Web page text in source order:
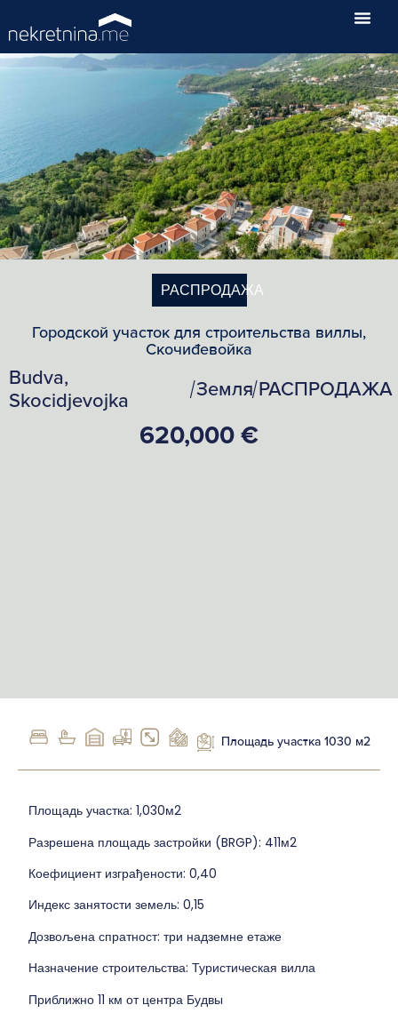
РАСПРОДАЖА
Городской участок для строительства виллы,
Скочиđевойка
Budva,
Skocidjevojka
/Земля/РАСПРОДАЖА
620,000 €
Площадь участка 1030 м2
Площадь участка: 1,030м2
Разрешена площадь застройки (BRGP): 411м2
Коефициент изграђености: 0,40
Индекс занятости земель: 0,15
Дозвољена спратност: три надземне етаже
Назначение строительства: Туристическая вилла
Приближно 11 км от центра Будвы